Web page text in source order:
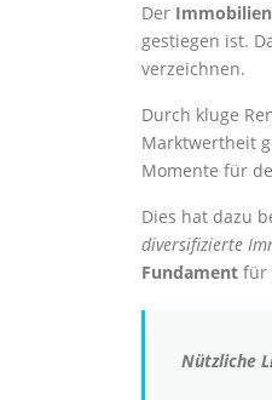
Der
gestiegen ist.
verzeichnen.
Durch kluge
Marktwertheit
Momente für
Dies hat dazu
diversifizierte
Fundament für
Nützliche